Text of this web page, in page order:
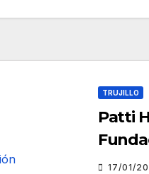
TRUJILLO
Patti
17/01/